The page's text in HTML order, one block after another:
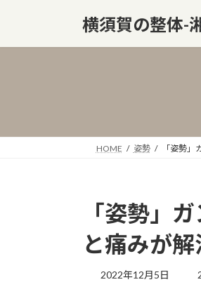
横須賀の整体-
HOME 姿勢 「姿勢
「姿勢」
と痛みが解
2022年12月5日